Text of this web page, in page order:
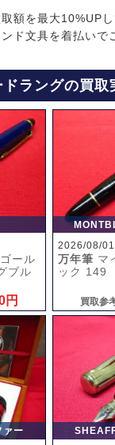
額を最大10%UP
ド文具を着払いで
ドラングの買取
ール
ブル
円
2026/08/01
万年筆 マ
ック 149
買取参
ァー